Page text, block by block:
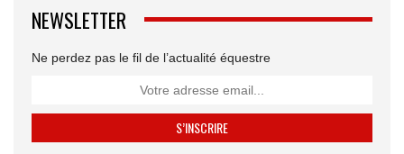
NEWSLETTER
Ne perdez pas le fil de l’actualité équestre